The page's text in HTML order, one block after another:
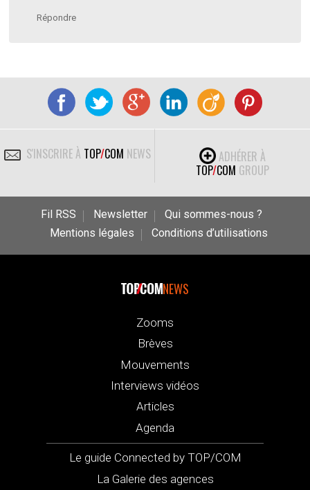
Répondre
S'INSCRIRE À TOP/COM NEWS
ADHÉRER À
TOP/COM GROUP
Fil RSS Newsletter
Qui sommes-nous ?
Mentions légales
Conditions d’utilisations
NEWS
Zooms
Brèves
Mouvements
Interviews vidéos
Articles
Agenda
Le guide Connected by TOP/COM
La Galerie des agences